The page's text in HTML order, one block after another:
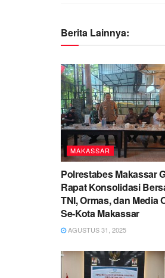
Berita Lainnya:
MAKASSAR
Polrestabes Makassar
Rapat Konsolidasi
TNI, Ormas, dan Media
Se-Kota Makassar
AGUSTUS 31, 2025